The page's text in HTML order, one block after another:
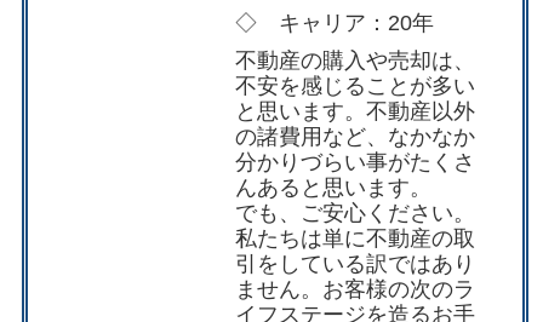
◇ キャリア：20年
不動産の購入や売却は、
不安を感じることが多い
と思います。不動産以外
の諸費用など、なかなか
分かりづらい事がたくさ
んあると思います。
でも、ご安心ください。
私たちは単に不動産の取
引をしている訳ではあり
ません。お客様の次のラ
イフステージを造るお手